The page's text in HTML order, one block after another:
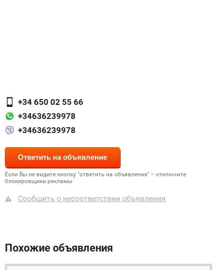
+34 650 02 55 66
+34636239978
+34636239978
Если Вы не видите кнопку "ответить на объявление" – отключите
блокировщики рекламы
Сообщить о несоответствии объявления
Похожие объявления